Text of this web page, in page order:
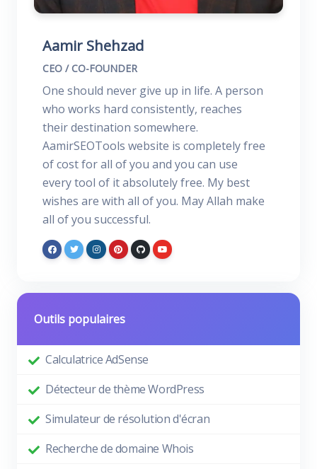
Aamir Shehzad
CEO / CO-FOUNDER
One should never give up in life. A person
who works hard consistently, reaches
their destination somewhere.
AamirSEOTools website is completely free
of cost for all of you and you can use
every tool of it absolutely free. My best
wishes are with all of you. May Allah make
all of you successful.
Outils populaires
Calculatrice AdSense
Détecteur de thème WordPress
Simulateur de résolution d'écran
Recherche de domaine Whois